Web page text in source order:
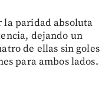
la paridad absoluta
dejando un
de ellas sin goles
para ambos lados.